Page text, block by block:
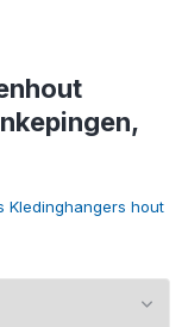
Kledinghangers hout